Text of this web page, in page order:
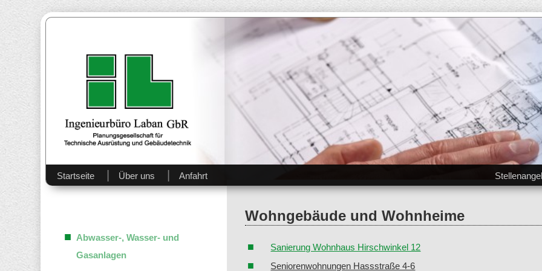
Ingenieurbüro Laban GbR aus Görlitz und Reichenbach
Ingenieurbüro Laban GbR – Planungsgesellschaft für Technische Ausrüstung und Gebäudetechnik aus Görlitz und Reichenbach in der
Startseite Über uns Anfahrt
Abwasser-, Wasser- und
Gasanlagen
Wohngebäude und Wohnheime
Sanierung Wohnhaus Hirschwinkel 12
Seniorenwohnungen Hassstraße 4-6